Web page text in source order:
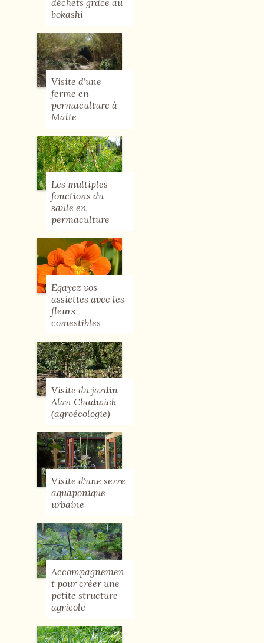
bokashi
Visite d'une
ferme en
permaculture à
Malte
Les multiples
fonctions du
saule en
permaculture
Egayez vos
assiettes avec les
fleurs
comestibles
Visite du jardin
Alan Chadwick
(agroécologie)
Visite d'une serre
aquaponique
urbaine
Accompagnemen
t pour créer une
petite structure
agricole